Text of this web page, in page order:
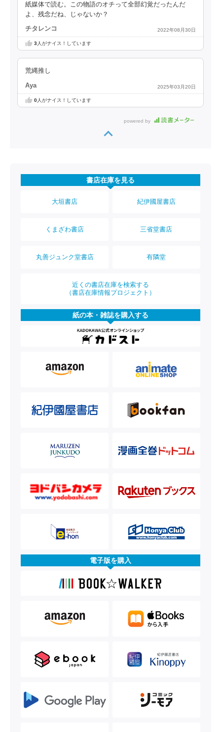
紙媒体で読む。この物語のオチって全部幻覚だったんだ
よ、残念だね、じゃないか？
チタレンコ 2022年08月30日
3人がナイス！しています
荒縄推し
Aya 2025年03月20日
0人がナイス！しています
powered by
書店在庫を見る
大垣書店 紀伊國屋書店
くまざわ書店 三省堂書店
丸善ジュンク堂書店 有隣堂
近くの書店在庫を検索する
（書店在庫情報プロジェクト）
紙の本・雑誌を購入する
電子版を購入